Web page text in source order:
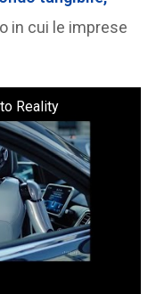
in cui le imprese
Reality